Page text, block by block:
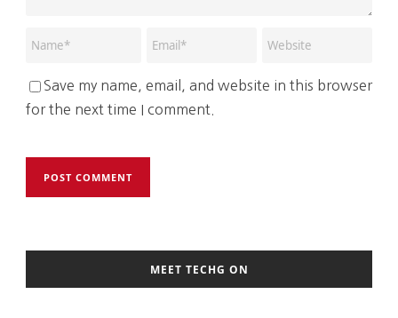
Save my name, email, and website in this browser
for the next time I comment.
MEET TECHG ON